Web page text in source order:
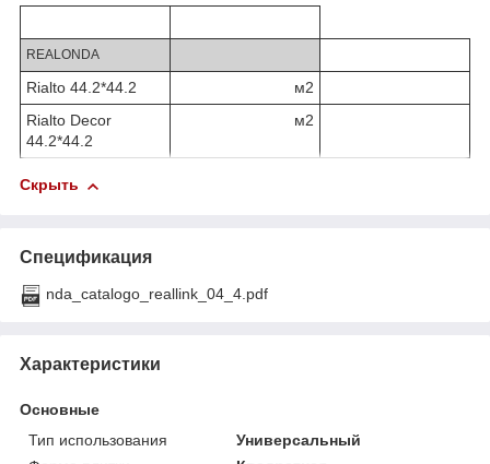
REALONDA
Rialto 44.2*44.2
м2
Rialto Decor
44.2*44.2
м2
Скрыть
Спецификация
nda_catalogo_reallink_04_4.pdf
Характеристики
Основные
Тип использования
Универсальный